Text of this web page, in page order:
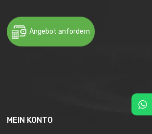
Angebot anfordern
MEIN KONTO